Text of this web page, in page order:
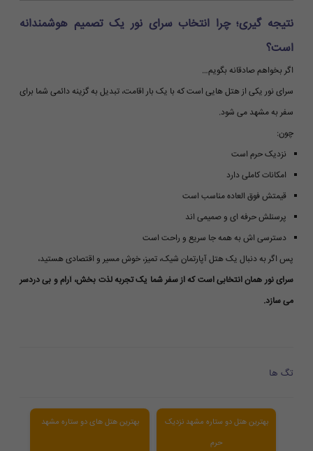
نتیجه گیری؛ چرا انتخاب سرای نور یک تصمیم هوشمندانه
است؟
اگر بخواهم صادقانه بگویم…
سرای نور یکی از هتل هایی است که با یک بار اقامت، تبدیل به گزینه دائمی شما برای
سفر به مشهد می شود.
چون:
نزدیک حرم است
امکانات کاملی دارد
قیمتش فوق العاده مناسب است
پرسنلش حرفه ای و صمیمی اند
دسترسی اش به همه جا سریع و راحت است
پس اگر به دنبال یک هتل آپارتمان شیک، تمیز، خوش مسیر و اقتصادی هستید،
سرای نور همان انتخابی است که از سفر شما یک تجربه لذت بخش، آرام و بی دردسر
می سازد.
تگ ها
بهترین هتل دو ستاره مشهد نزدیک
حرم
بهترین هتل های دو ستاره مشهد